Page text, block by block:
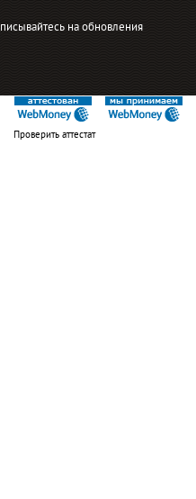
на обновления
Проверить аттестат